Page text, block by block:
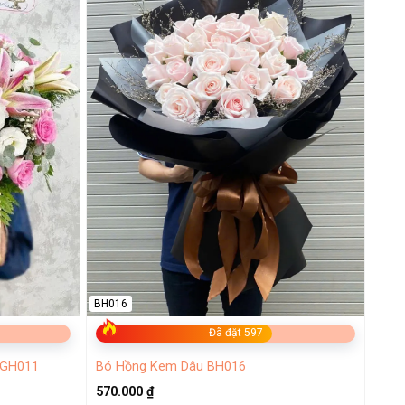
Đã đặt 597
BH016
Bó Hồng Kem Dâu BH016
570.000 ₫